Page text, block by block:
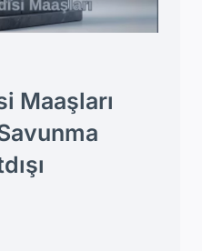
Maaşları